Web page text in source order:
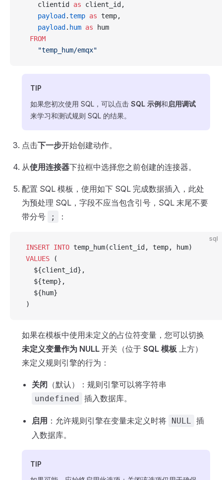
    clientid
as client_id,
    payload
.temp as temp,
    payload
. hum as hum
  FROM
    "temp_hum/emqx"
TIP
如果您初次使用 SQL，可以点击 SQL 示例和启用调试
来学习和测试规则 SQL 的结果。
点击下一步开始创建动作。
从使用连接器下拉框中选择您之前创建的连接器。
配置 SQL 模板，使用如下 SQL 完成数据插入，此处
为预处理 SQL，字段不应当包含引号，SQL 末尾不要
带分号
; ：
sql
INSERT INTO temp_hum(client_id, temp, hum)
VALUES (
   ${client_id},
   ${temp},
   ${hum}
)
如果在模板中使用未定义的占位符变量，您可以切换
未定义变量作为 NULL 开关（位于 SQL 模板 上方）
来定义规则引擎的行为：
关闭 （默认）：规则引擎可以将字符串
undefined 插入数据库。
启用 ：允许规则引擎在变量未定义时将 NULL 插
入数据库。
TIP